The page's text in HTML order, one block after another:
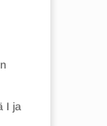
I ja